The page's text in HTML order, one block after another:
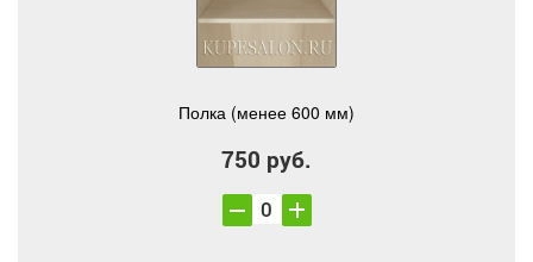
Полка (менее 600 мм)
750 руб.